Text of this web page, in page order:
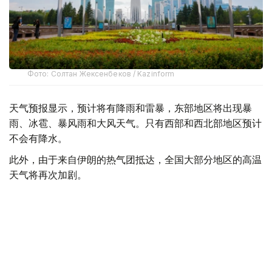
Фото: Солтан Жексенбеков / Kazinform
天气预报显示，预计将有降雨和雷暴，东部地区将出现暴
雨、冰雹、暴风雨和大风天气。只有西部和西北部地区预计
不会有降水。
此外，由于来自伊朗的热气团抵达，全国大部分地区的高温
天气将再次加剧。